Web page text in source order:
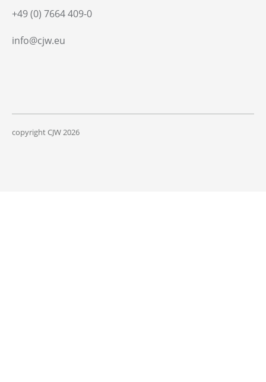
+49 (0) 7664 409-0
info@cjw.eu
copyright CJW2026